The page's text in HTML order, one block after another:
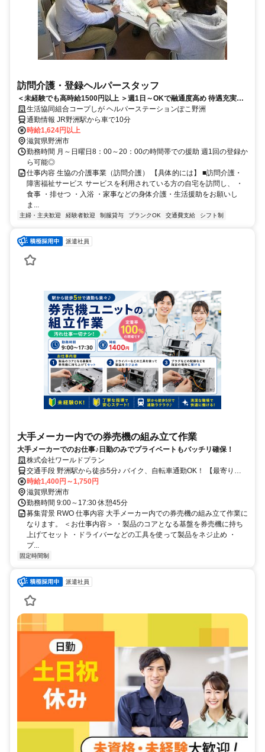
訪問介護・登録ヘルパースタッフ
＜未経験でも高時給1500円以上 ＞週1日～OKで融通度高め 待遇充実で
働きやすさ抜群
生活協同組合コープしが ヘルパーステーションぽこ野洲
通勤情報 JR野洲駅から車で10分
時給1,624円以上
滋賀県野洲市
勤務時間 月～日曜日8：00～20：00の時間帯での援助 週1回の登録か
ら可能◎
仕事内容 生協の介護事業（訪問介護） 【具体的には】 ■訪問介護・
障害福祉サービス サービスを利用されている方の自宅を訪問し、 ・
食事 ・排せつ ・入浴 ・家事などの身体介護・生活援助をお願いし
ま...
主婦・主夫歓迎 経験者歓迎 制服貸与 ブランクOK 交通費支給 シフト制
派遣社員
大手メーカー内での券売機の組み立て作業
大手メーカーでのお仕事♪日勤のみでプライベートもバッチリ確保！
株式会社ワールドプラン
交通手段 野洲駅から徒歩5分♪ バイク、自転車通勤OK！ 【最寄り
駅】 ・ＪＲ東海道本線「野洲駅」
時給1,400円～1,750円
滋賀県野洲市
勤務時間 9:00～17:30 休憩45分
募集背景 RWO 仕事内容 大手メーカー内での券売機の組み立て作業に
なります。 ＜お仕事内容＞ ・製品のコアとなる基盤を券売機に持ち
上げてセット ・ドライバーなどの工具を使って製品をネジ止め ・
プ...
固定時間制
派遣社員